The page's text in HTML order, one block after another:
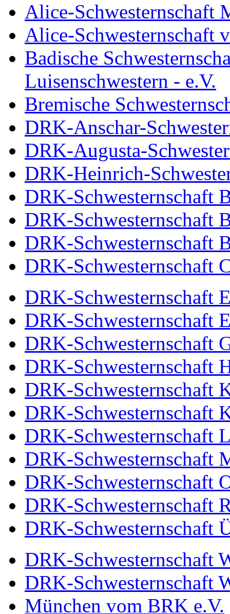
Alice-Schwesternschaft
Alice-Schwesternschaft
Badische
Luisenschwestern - e.V.
Bremische
DRK-Anschar-
DRK-Augusta-
DRK-Heinrich-
DRK-Schwesternschaft
DRK-Schwesternschaft
DRK-Schwesternschaft
DRK-Schwesternschaft
DRK-Schwesternschaft
DRK-Schwesternschaft
DRK-Schwesternschaft
DRK-Schwesternschaft
DRK-Schwesternschaft
DRK-Schwesternschaft
DRK-Schwesternschaft
DRK-Schwesternschaft
DRK-Schwesternschaft
DRK-Schwesternschaft
DRK-Schwesternschaft
DRK-Schwesternschaft
DRK-Schwesternschaft
München vom BRK e.V.